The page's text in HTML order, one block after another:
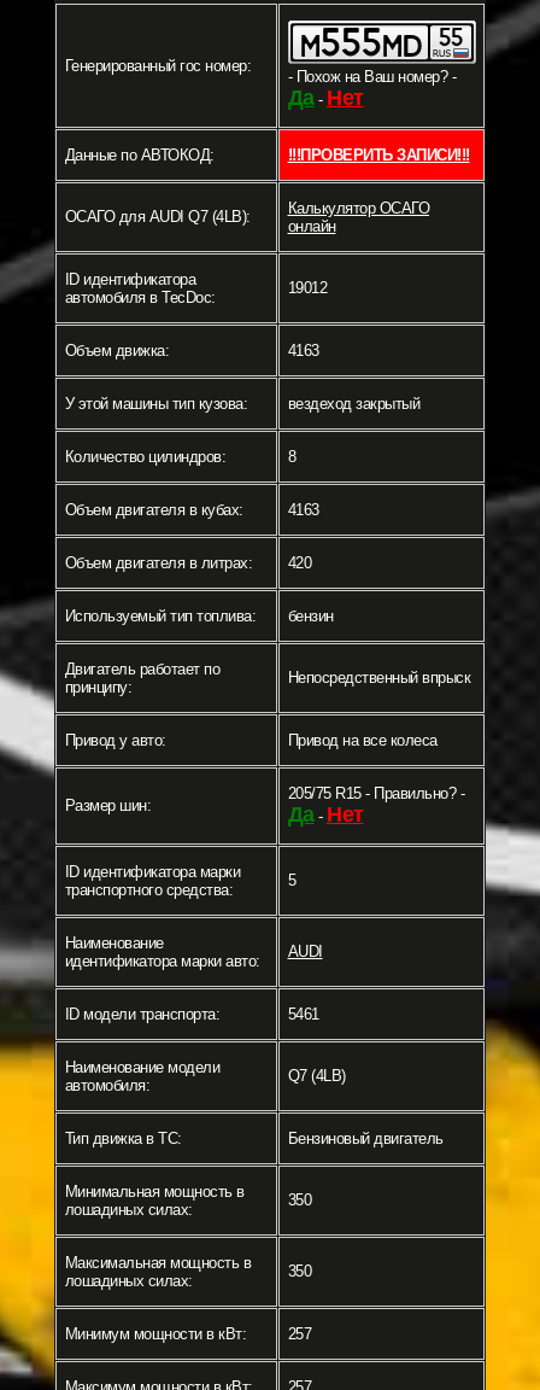
Генерированный гос номер:
- Похож на Ваш номер? -
Да- Нет
Данные по АВТОКОД: !!!ПРОВЕРИТЬ ЗАПИСИ!!!
ОСАГО для AUDI Q7 (4LB):
Калькулятор ОСАГО
онлайн
ID идентификатора
автомобиля в TecDoc:
19012
Объем движка: 4163
У этой машины тип кузова: вездеход закрытый
Количество цилиндров: 8
Объем двигателя в кубах: 4163
Объем двигателя в литрах: 420
Используемый тип топлива: бензин
Двигатель работает по
принципу:
Непосредственный впрыск
Привод у авто: Привод на все колеса
Размер шин:
205/75 R15 - Правильно? -
Да- Нет
ID идентификатора марки
транспортного средства:
5
Наименование
идентификатора марки авто:
AUDI
ID модели транспорта: 5461
Наименование модели
автомобиля:
Q7 (4LB)
Тип движка в ТС: Бензиновый двигатель
Минимальная мощность в
лошадиных силах:
350
Максимальная мощность в
лошадиных силах:
350
Минимум мощности в кВт: 257